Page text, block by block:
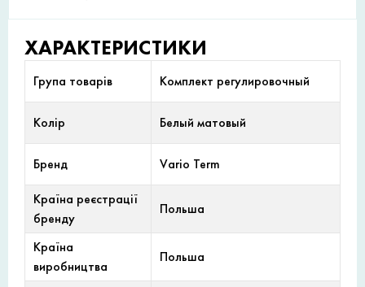
ХАРАКТЕРИСТИКИ
Група товарів Комплект регулировочный
Колір Белый матовый
Бренд Vario Term
Країна реєстрації
бренду
Польша
Країна
виробництва
Польша